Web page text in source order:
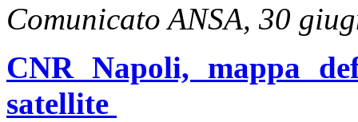
Comunicato ANSA, 30
CNR Napoli, mappa
satellite